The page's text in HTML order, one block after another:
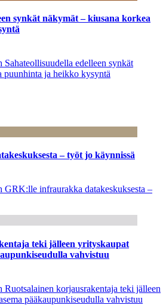
synkät näkymät – kiusana korkea
Sahateollisuudella edelleen synkät
puunhinta ja heikko kysyntä
– työt jo käynnissä
GRK:lle infraurakka datakeskuksesta –
teki jälleen yrityskaupat
vahvistuu
Ruotsalainen korjausrakentaja teki jälleen
pääkaupunkiseudulla vahvistuu